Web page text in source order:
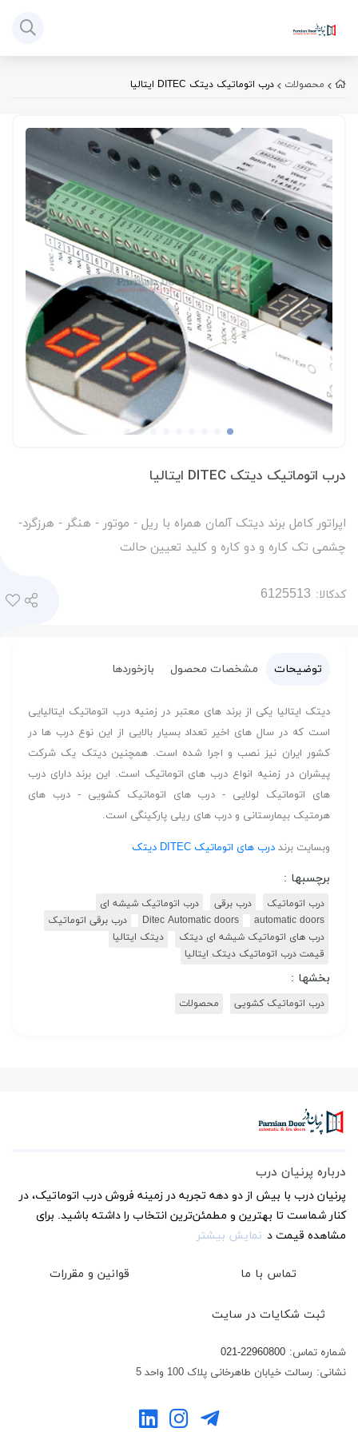
محصولات درب اتوماتیک دیتک DITEC ایتالیا
درب اتوماتیک دیتک DITEC ایتالیا
اپراتور کامل برند دیتک آلمان همراه با ریل - موتور - هنگر - هرزگرد-
چشمی تک کاره و دو کاره و کلید تعیین حالت
کدکالا:
توضیحات مشخصات محصول بازخوردها
دیتک ایتالیا یکی از برند های معتبر در زمنیه درب اتوماتیک ایتالیایی
است که در سال های اخیر تعداد بسیار بالایی از این نوع درب ها در
کشور ایران نیز نصب و اجرا شده است. همچنین دیتک یک شرکت
پیشران در زمنیه انواع درب های اتوماتیک است. این برند دارای درب
های اتوماتیک لولایی - درب های اتوماتیک کشویی - درب های
هرمتیک بیمارستانی و درب های ریلی پارکینگی است.
وبسایت برند درب های اتوماتیک DITEC دیتک
برچسبها :
درب اتوماتیک درب برقی
درب اتوماتیک شیشه ای
automatic doors
Ditec Automatic doors
درب برقی اتوماتیک
درب های اتوماتیک شیشه ای دیتک
دیتک ایتالیا
قیمت درب اتوماتیک دیتک ایتالیا
بخشها :
درب اتوماتیک کشویی محصولات
درباره پرنیان درب
پرنیان درب با بیش از دو دهه تجربه در زمینه فروش درب اتوماتیک، در
کنار شماست تا بهترین و مطمئن‌ترین انتخاب را داشته باشید. برای
مشاهده قیمت د نمایش بیشتر
تماس با ما قوانین و مقررات
ثبت شکایات در سایت
شماره تماس: 021-22960800
نشانی: رسالت خیابان طاهرخانی پلاک 100 واحد 5